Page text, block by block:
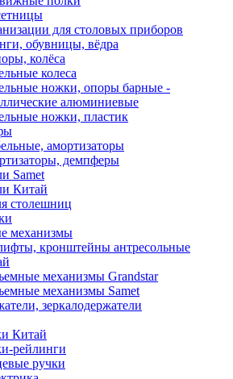
для столовых приборов
обувницы, вёдра
колёса
колеса
ножки, опоры барные -
алюминиевые
ножки, пластик
амортизаторы
демпферы
Samet
Китай
столешниц
механизмы
кронштейны антресольные
механизмы Grandstar
механизмы Samet
зеркалодержатели
Китай
рейлинги
ручки